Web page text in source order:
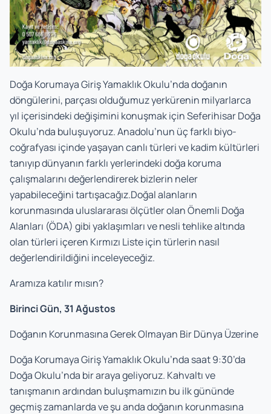
Doğa Korumaya Giriş Yamaklık Okulu’nda doğanın
döngülerini, parçası olduğumuz yerkürenin milyarlarca
yıl içerisindeki değişimini konuşmak için Seferihisar Doğa
Okulu’nda buluşuyoruz. Anadolu’nun üç farklı biyo-
coğrafyası içinde yaşayan canlı türleri ve kadim kültürleri
tanıyıp dünyanın farklı yerlerindeki doğa koruma
çalışmalarını değerlendirerek bizlerin neler
yapabileceğini tartışacağız.Doğal alanların
korunmasında uluslararası ölçütler olan Önemli Doğa
Alanları (ÖDA) gibi yaklaşımları ve nesli tehlike altında
olan türleri içeren Kırmızı Liste için türlerin nasıl
değerlendirildiğini inceleyeceğiz.
Aramıza katılır mısın?
Birinci Gün, 31 Ağustos
Doğanın Korunmasına Gerek Olmayan Bir Dünya Üzerine
Doğa Korumaya Giriş Yamaklık Okulu’nda saat 9:30’da
Doğa Okulu’nda bir araya geliyoruz. Kahvaltı ve
tanışmanın ardından buluşmamızın bu ilk gününde
geçmiş zamanlarda ve şu anda doğanın korunmasına